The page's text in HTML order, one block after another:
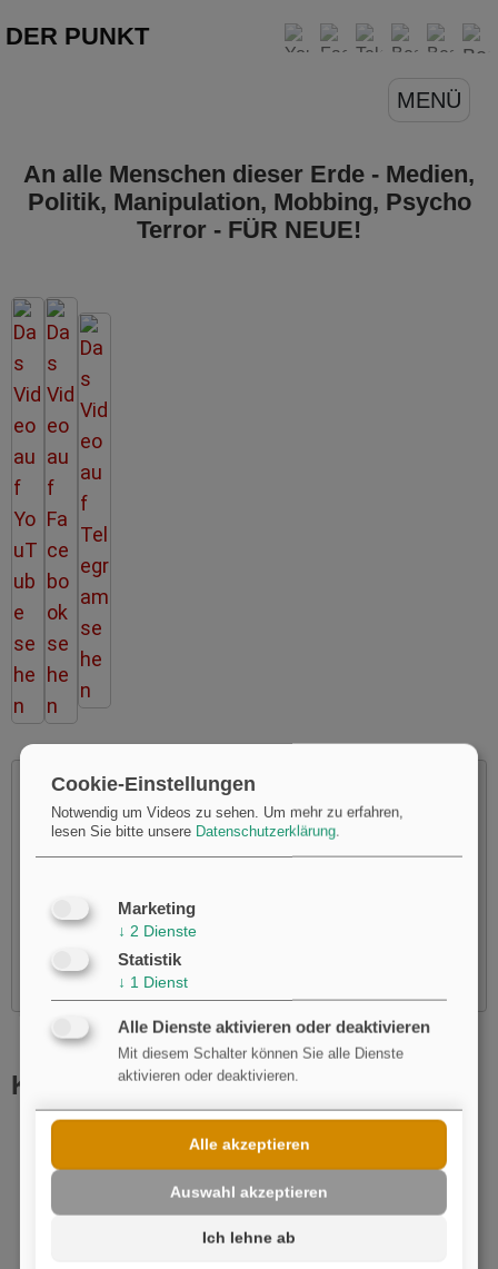
DER PUNKT
MENÜ
An alle Menschen dieser Erde - Medien,
Politik, Manipulation, Mobbing, Psycho
Terror - FÜR NEUE!
Möchten Sie vonYoutubebereitgestellte externe Inhalte
Kommentar schreiben
E-Mail
Cookie-Einstellungen
Notwendig um Videos zu sehen. Um mehr zu erfahren,
lesen Sie bitte unsere Datenschutzerklärung.
Marketing
↓ 2 Dienste
Statistik
↓ 1 Dienst
Alle Dienste aktivieren oder deaktivieren
Mit diesem Schalter können Sie alle Dienste
aktivieren oder deaktivieren.
Ich lehne ab
Auswahl akzeptieren
Alle akzeptieren